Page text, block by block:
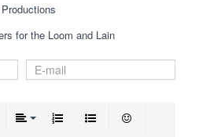
for the Loom and Lain